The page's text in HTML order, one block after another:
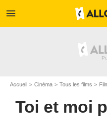
menu
Accueil Cinéma Tous les films
Toi et moi